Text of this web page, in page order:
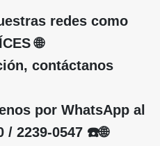
redes como
🌐
contáctanos
por WhatsApp al
/ 2239-0547 ☎️🌐